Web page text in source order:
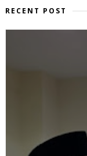
RECENT POST